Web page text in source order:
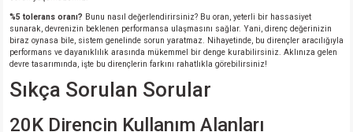
%5 tolerans oranı? Bunu nasıl değerlendirirsiniz? Bu oran, yeterli bir hassasiyet
sunarak, devrenizin beklenen performansa ulaşmasını sağlar. Yani, direnç değerinizin
biraz oynasa bile, sistem genelinde sorun yaratmaz. Nihayetinde, bu dirençler aracılığıyla
performans ve dayanıklılık arasında mükemmel bir denge kurabilirsiniz. Aklınıza gelen
devre tasarımında, işte bu dirençlerin farkını rahatlıkla görebilirsiniz!
Sıkça Sorulan Sorular
20K Direncin Kullanım Alanları